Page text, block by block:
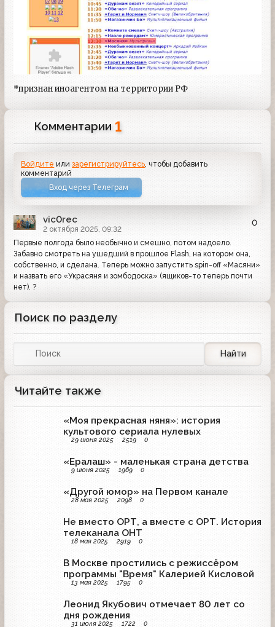
*признан иноагентом на территории РФ
Комментарии 1
Войдите илизарегистрируйтесь, чтобы добавить
комментарий
Вход через Телеграм
vic0rec
2 октября 2025, 09:32
0
Первые полгода было необычно и смешно, потом надоело.
Забавно смотреть на ушедший в прошлое Flash, на котором она,
собственно, и сделана. Теперь можно запустить spin-off «Масяни»
и назвать его «Украсяня и зомбодоска» (ящиков-то теперь почти
нет). ?
Поиск по разделу
Найти
Читайте также
«Моя прекрасная няня»: история
культового сериала нулевых
29 июня 2025 2519 0
«Ералаш» - маленькая страна детства
9 июня 2025 1969 0
«Другой юмор» на Первом канале
28 мая 2025 2098 0
Не вместо ОРТ, а вместе с ОРТ. История
телеканала ОНТ
18 мая 2025 2919 0
В Москве простились с режиссёром
программы "Время" Калерией Кисловой
13 мая 2025 1795 0
Леонид Якубович отмечает 80 лет со
дня рождения
31 июля 2025 1722 0